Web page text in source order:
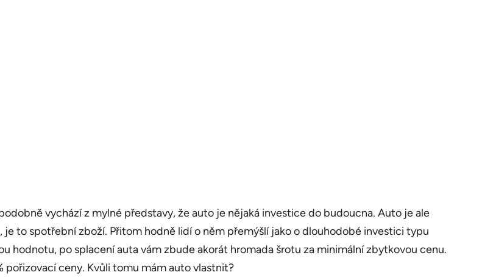
vychází z mylné představy, že auto je nějaká investice do budoucna. Auto je ale
to spotřební zboží. Přitom hodně lidí o něm přemýšlí jako o dlouhodobé investici typu
hodnotu, po splacení auta vám zbude akorát hromada šrotu za minimální zbytkovou cenu.
pořizovací ceny. Kvůli tomu mám auto vlastnit?